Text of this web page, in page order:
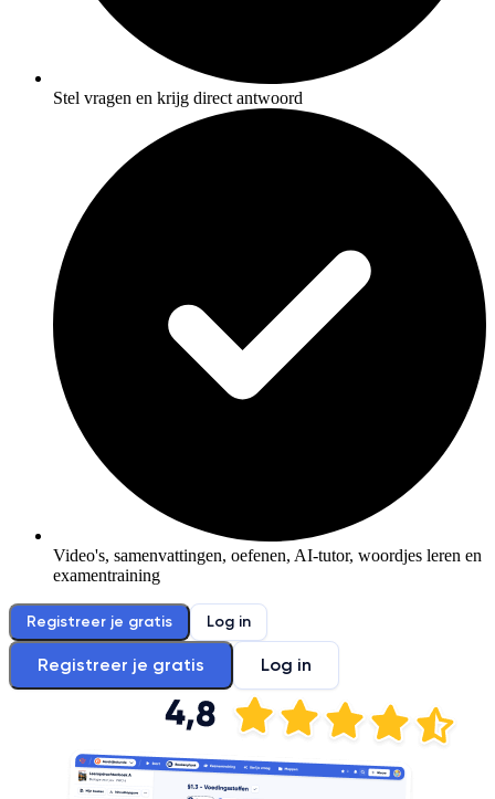
Stel vragen en krijg direct antwoord
Video's, samenvattingen, oefenen, AI-tutor, woordjes leren en
examentraining
Registreer je gratis Log in
Registreer je gratis Log in